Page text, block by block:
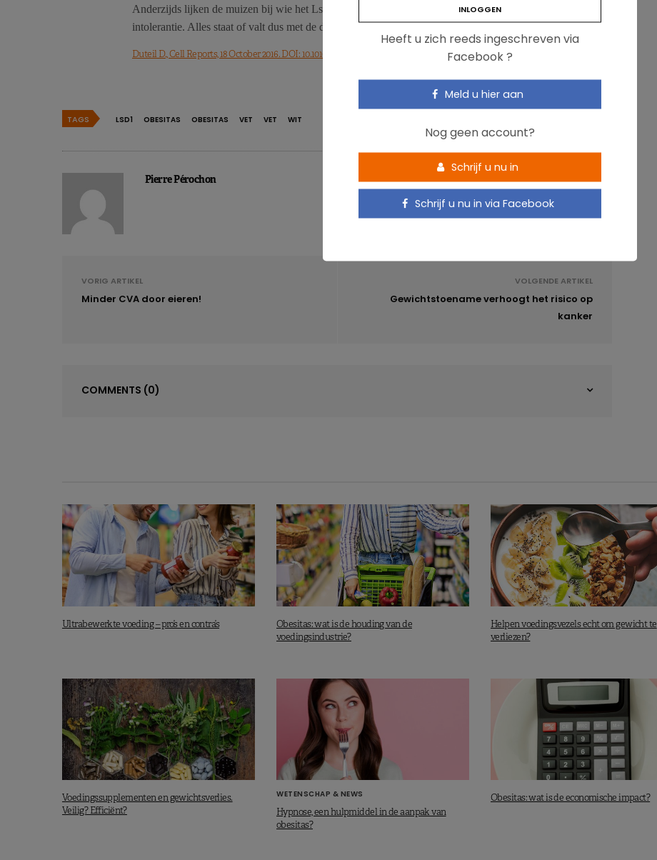
Anderzijds lijken de muizen bij wie het Lsd1-gen onderdrukt wordt, beschermd te zijn tegen glucose-
intolerantie. Alles staat of valt dus met de dosis. Er lopen nu al klinische studies met Lsd1-inhibitoren.
Duteil D., Cell Reports, 18 October 2016. DOI: 10.1016/j.celrep.2016.09.053.
TAGS LSD1 OBESITAS OBESITAS VET VET WIT
Pierre Pérochon
VORIG ARTIKEL
Minder CVA door eieren!
VOLGENDE ARTIKEL
Gewichtstoename verhoogt het risico op
kanker
COMMENTS (0)
Ultrabewerkte voeding – pro’s en contra’s
Obesitas: wat is de houding van de
voedingsindustrie?
Helpen voedingsvezels echt om gewicht te
verliezen?
Voedingssupplementen en gewichtsverlies.
Veilig? Efficiënt?
WETENSCHAP & NEWS
Hypnose, een hulpmiddel in de aanpak van
obesitas?
Obesitas: wat is de economische impact?
Heeft u zich reeds ingeschreven via
Facebook ?
Meld u hier aan
Nog geen account?
Schrijf u nu in
Schrijf u nu in via Facebook